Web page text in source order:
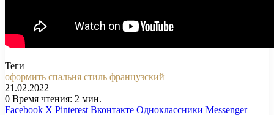
Теги
оформить спальня стиль французский
21.02.2022
0 Время чтения: 2 мин.
Facebook X Pinterest Вконтакте Одноклассники Messenger